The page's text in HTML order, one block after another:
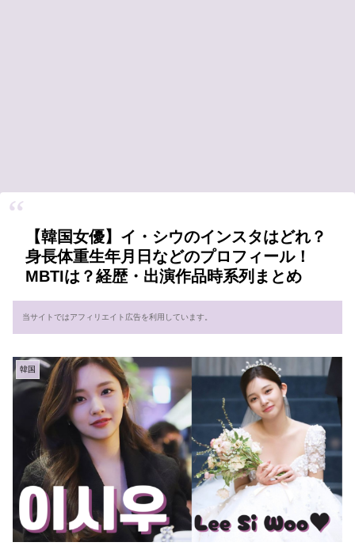
【韓国女優】イ・シウのインスタはどれ？
身長体重生年月日などのプロフィール！
MBTIは？経歴・出演作品時系列まとめ
当サイトではアフィリエイト広告を利用しています。
韓国